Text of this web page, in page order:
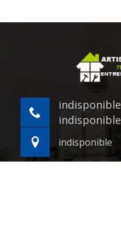
indisponible
indisponible
indisponible